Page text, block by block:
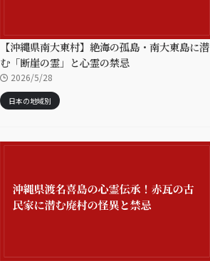
【沖縄県南大東村】絶海の孤島・南大東島に潜
む「断崖の霊」と心霊の禁忌
2026/5/28
日本の地域別